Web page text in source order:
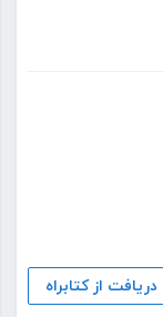
دریافت از کتابراه